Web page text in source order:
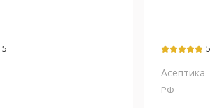
5 5
Асептика
РФ